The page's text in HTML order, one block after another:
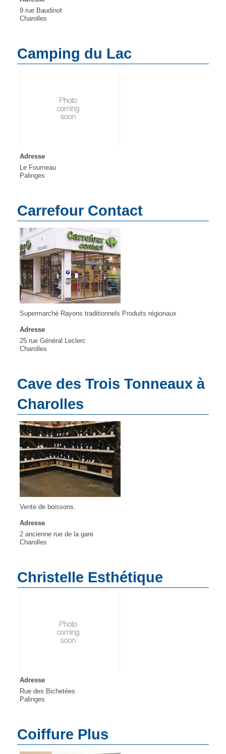
9 rue Baudinot
Charolles
Camping du Lac
Adresse
Le Fourneau
Palinges
Carrefour Contact
Supermarché Rayons traditionnels Produits régionaux
Adresse
25 rue Général Leclerc
Charolles
Cave des Trois Tonneaux à
Charolles
Vente de boissons.
Adresse
2 ancienne rue de la gare
Charolles
Christelle Esthétique
Adresse
Rue des Bichetées
Palinges
Coiffure Plus